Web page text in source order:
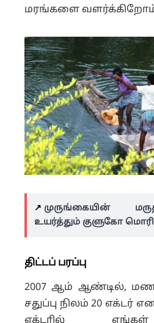
மரங்களை
↗️ முருங்கையின்
உயர்த்தும் குளுகோ
திட்டப் பரப்பு
2007 ஆம் ஆண்டில், மணல்
சதுப்பு நிலம் 20 எக்டர்